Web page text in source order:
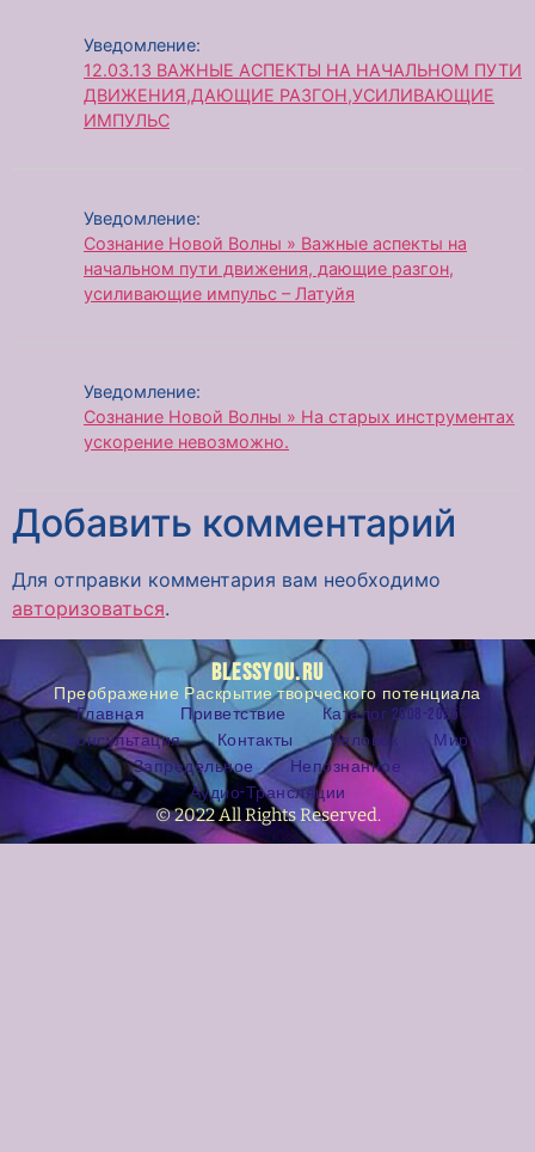
Уведомление:
12.03.13 ВАЖНЫЕ АСПЕКТЫ НА НАЧАЛЬНОМ ПУТИ
ДВИЖЕНИЯ,ДАЮЩИЕ РАЗГОН,УСИЛИВАЮЩИЕ
ИМПУЛЬС
Уведомление:
Сознание Новой Волны » Важные аспекты на
начальном пути движения, дающие разгон,
усиливающие импульс – Латуйя
Уведомление:
Сознание Новой Волны » На старых инструментах
ускорение невозможно.
Добавить комментарий
Для отправки комментария вам необходимо
авторизоваться.
BLESSYOU.RU
Преображение Раскрытие творческого потенциала
Главная
Приветствие
Каталог 2008-2025
Консультация
Контакты Человек
Мир
Запредельное
Непознанное
Аудио-Трансляции
© 2022 All Rights Reserved.